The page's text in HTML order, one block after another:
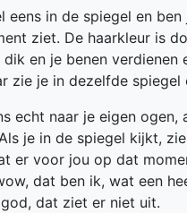
eens in de spiegel en
ziet. De haarkleur is
en je benen verdienen
zie je in dezelfde
echt naar je eigen
je in de spiegel kijkt,
er voor jou op dat
dat ben ik, wat een
dat ziet er niet uit.